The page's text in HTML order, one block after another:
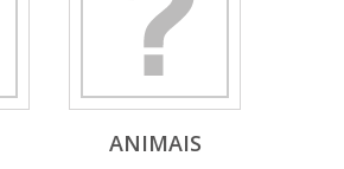
ANIMAIS